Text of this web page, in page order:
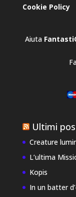
Cookie Policy
Aiuta
Ultimi
Creature
L’ultima
Kopis
In un batter